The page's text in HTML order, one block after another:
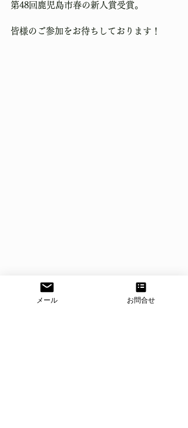
第48回鹿児島市春の新人賞受賞。
皆様のご参加をお待ちしております！
メール お問合せ